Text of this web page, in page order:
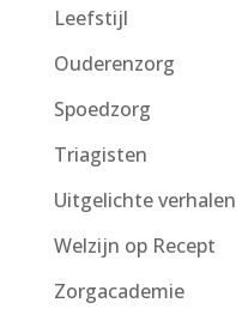
Leefstijl
Ouderenzorg
Spoedzorg
Triagisten
Uitgelichte verhalen
Welzijn op Recept
Zorgacademie